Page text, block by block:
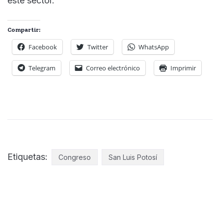
Compartir:
Facebook Twitter WhatsApp
Telegram Correo electrónico Imprimir
Etiquetas: Congreso San Luis Potosí